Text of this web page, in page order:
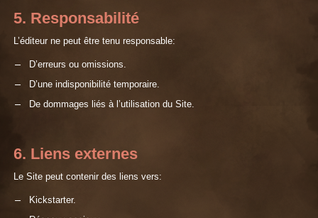
5. Responsabilité
L’éditeur ne peut être tenu responsable:
D’erreurs ou omissions.
D’une indisponibilité temporaire.
De dommages liés à l’utilisation du Site.
6. Liens externes
Le Site peut contenir des liens vers:
Kickstarter.